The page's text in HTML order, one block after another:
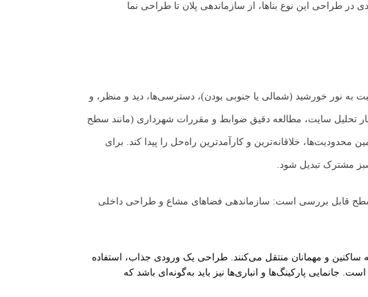
در طراحی این نوع بناها، از سازماندهی پلان تا طراحی نما
نور خورشید (شمالی یا جنوبی بودن)، دسترسی‌ها، دید و منظر، و
تحلیل سایت، مطالعه دقیق ضوابط و مقررات شهرداری (مانند سطح
خلاقانه‌ترین و کارآمدترین راه‌حل را پیدا کند. برای
مشترک تبدیل شود.
یک ساختمان ۶ واحدی، این موضوع در دو سطح قابل بررسی است: سازماندهی فضاهای مشاع و طراحی داخلی
و مهمانان منتقل می‌کنند. طراحی یک ورودی جذاب، استفاده
پارکینگ‌ها و انباری‌ها نیز باید به‌گونه‌ای باشد که